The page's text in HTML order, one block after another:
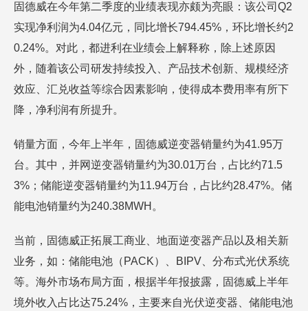
固德威在今年第二季度的业绩表现亦颇为亮眼：该公司Q2
实现净利润为4.04亿元，同比增长794.45%，环比增长约2
0.24%。对此，都进利在业绩会上解释称，除上述原因
外，随着该公司研发持续投入、产品技术创新、规模经济
效应、汇兑收益等综合因素影响，使得成本费用率有所下
降，净利润有所提升。
销量方面，今年上半年，固德威逆变器销量约为41.95万
台。其中，并网逆变器销量约为30.01万台，占比约71.5
3%；储能逆变器销量约为11.94万台，占比约28.47%。储
能电池销量约为240.38MWH。
当前，固德威正拓展工商业、地面逆变器产品以及相关新
业务，如：储能电池（PACK）、BIPV、分布式光伏系统
等。海外市场布局方面，根据半年报披露，固德威上半年
境外收入占比达75.24%，主要来自光伏逆变器、储能电池